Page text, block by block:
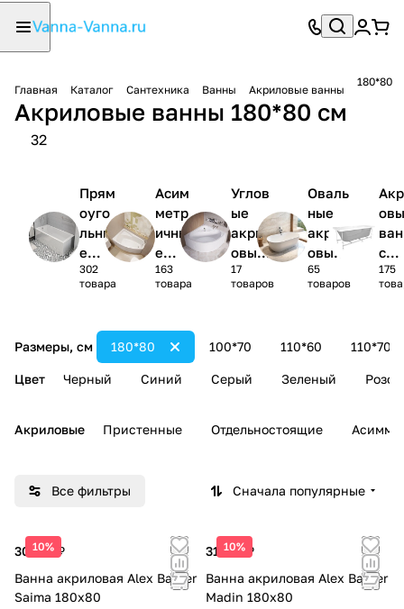
Главная Каталог Сантехника Ванны Акриловые ванны
180*80
Акриловые ванны 180*80 см
32
Прям
оуго
льны
е
акри
ловы
ванн
ы
302
товара
Асим
метр
ичны
е
акри
ловы
ванн
163
товара
Углов
ые
акрил
овые
ванны
1/4
17
товаров
Оваль
ные
акрил
овые
ванны
65
товаров
с
сом
)
175
Размеры, см 100*70 110*60 110*70
180*80
Цвет Черный Синий Серый Зеленый
Акриловые Пристенные Отдельностоящие
Все фильтры Сначала популярные
10%
30 178 ₽
Ванна акриловая Alex Baitler
Saima 180x80
10%
31 741 ₽
Ванна акриловая Alex Baitler
Madin 180x80